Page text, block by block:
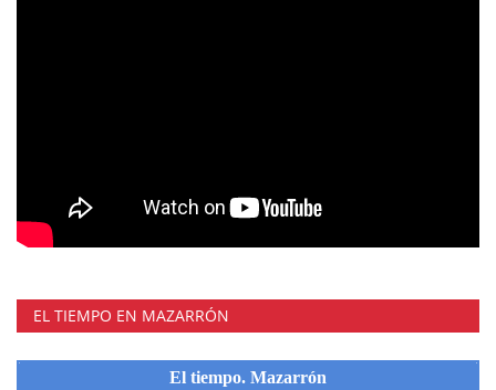
EL TIEMPO EN MAZARRÓN